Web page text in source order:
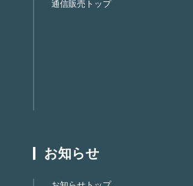
通信販売トップ
お知らせ